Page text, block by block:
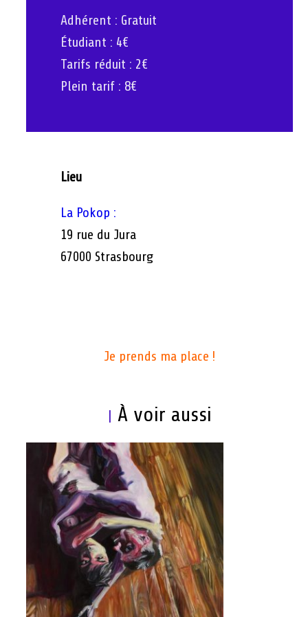
Adhérent : Gratuit
Étudiant : 4€
Tarifs réduit : 2€
Plein tarif : 8€
Lieu
La Pokop :
19 rue du Jura
67000 Strasbourg
Je prends ma place !
À voir aussi